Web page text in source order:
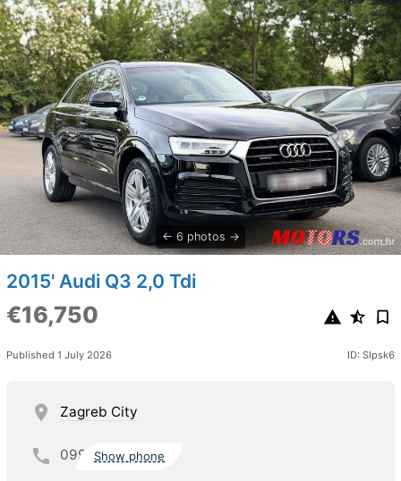
6 photos
2015' Audi Q3 2,0 Tdi
€16,750
Published 1 July 2026 ID: SIpsk6
Zagreb City
099 Show phone